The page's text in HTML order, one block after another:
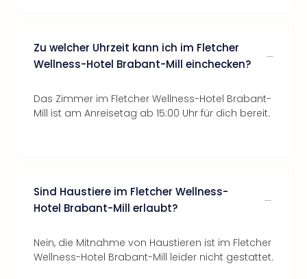
Zu welcher Uhrzeit kann ich im Fletcher
Wellness-Hotel Brabant-Mill einchecken?
Das Zimmer im Fletcher Wellness-Hotel Brabant-
Mill ist am Anreisetag ab 15:00 Uhr für dich bereit.
Sind Haustiere im Fletcher Wellness-
Hotel Brabant-Mill erlaubt?
Nein, die Mitnahme von Haustieren ist im Fletcher
Wellness-Hotel Brabant-Mill leider nicht gestattet.